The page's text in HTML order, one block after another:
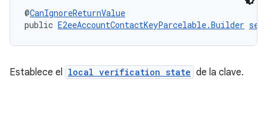
@CanIgnoreReturnValue
public E2eeAccountContactKeyParcelable.Builder
Establece el local verification state de la clave.